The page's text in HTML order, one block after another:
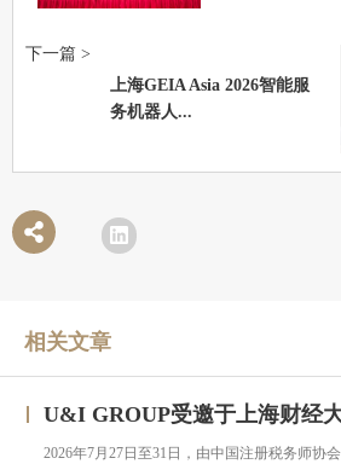
上海GEIA Asia 2026智能服
务机器人...
下一篇 >
相关文章
U&I GROUP受邀于上海财经大学授课跨境税务合规与高净值
2026年7月27日至31日，由中国注册税务师协会